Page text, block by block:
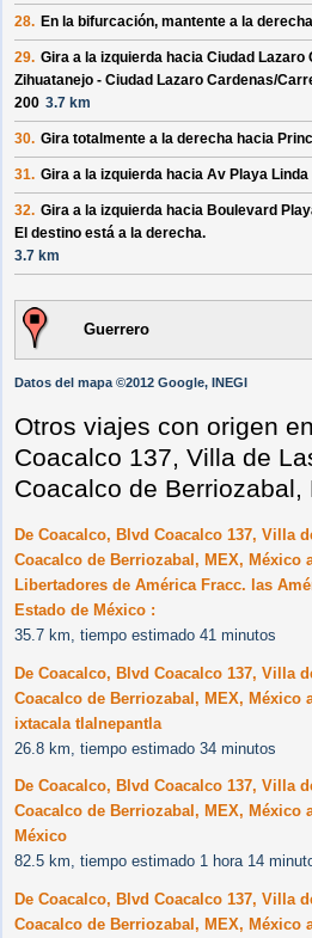
28. En la bifurcación, mantente a la derecha
29. Gira a la izquierda hacia Ciudad Lazaro
Zihuatanejo - Ciudad Lazaro Cardenas/
200 3.7 km
30. Gira totalmente a la derecha hacia
31. Gira a la izquierda hacia Av Playa Linda
32. Gira a la izquierda hacia Boulevard
El destino está a la derecha.
3.7 km
Guerrero
Datos del mapa ©2012 Google, INEGI
Otros viajes con origen
Coacalco 137, Villa de
Coacalco de Berriozabal,
De Coacalco, Blvd Coacalco 137, Villa
Coacalco de Berriozabal, MEX, México
Libertadores de América Fracc. las
Estado de México :
35.7 km, tiempo estimado 41 minutos
De Coacalco, Blvd Coacalco 137, Villa
Coacalco de Berriozabal, MEX, México
ixtacala tlalnepantla
26.8 km, tiempo estimado 34 minutos
De Coacalco, Blvd Coacalco 137, Villa
Coacalco de Berriozabal, MEX, México
México
82.5 km, tiempo estimado 1 hora 14
De Coacalco, Blvd Coacalco 137, Villa
Coacalco de Berriozabal, MEX, México